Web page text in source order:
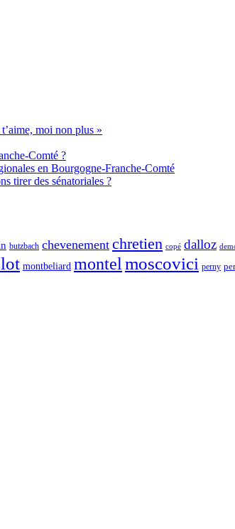
moi non plus »
Comté ?
en Bourgogne-Franche-Comté
tirer des sénatoriales ?
butzbach chevenement chretien copé dalloz
montbeliard montelmoscovici perny